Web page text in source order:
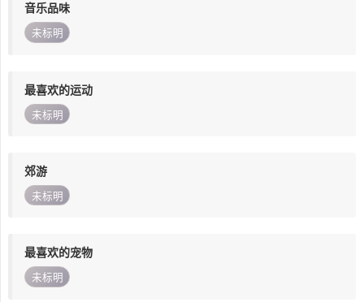
音乐品味
未标明
最喜欢的运动
未标明
郊游
未标明
最喜欢的宠物
未标明